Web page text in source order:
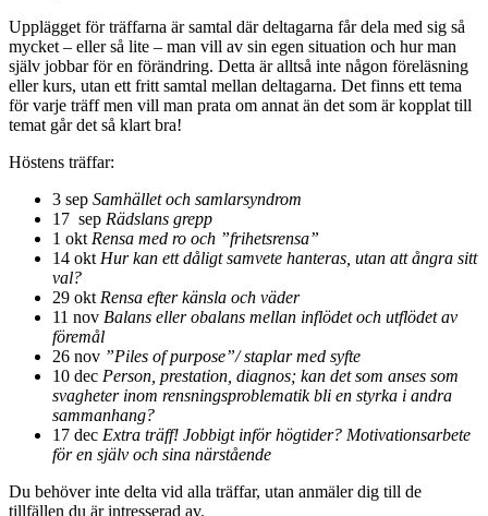
Upplägget för träffarna är samtal där deltagarna får dela med sig så
mycket – eller så lite – man vill av sin egen situation och hur man
själv jobbar för en förändring. Detta är alltså inte någon föreläsning
eller kurs, utan ett fritt samtal mellan deltagarna. Det finns ett tema
för varje träff men vill man prata om annat än det som är kopplat till
temat går det så klart bra!
Höstens träffar:
3 sep Samhället och samlarsyndrom
17 sep Rädslans grepp
1 okt Rensa med ro och ”frihetsrensa”
14 okt Hur kan ett dåligt samvete hanteras, utan att ångra sitt
val?
29 okt Rensa efter känsla och väder
11 nov Balans eller obalans mellan inflödet och utflödet av
föremål
26 nov ”Piles of purpose”/ staplar med syfte
10 dec Person, prestation, diagnos; kan det som anses som
svagheter inom rensningsproblematik bli en styrka i andra
sammanhang?
17 dec Extra träff! Jobbigt inför högtider? Motivationsarbete
för en själv och sina närstående
Du behöver inte delta vid alla träffar, utan anmäler dig till de
tillfällen du är intresserad av.